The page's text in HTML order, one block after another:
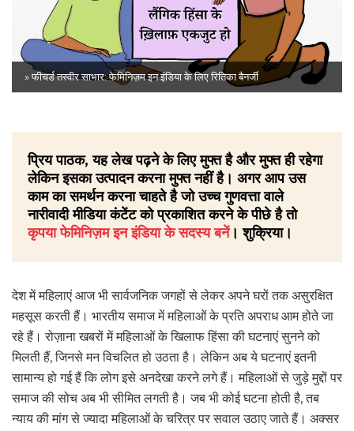
» फीचर्ड तस्वीर साभार: फेमिनिज़म इन इंडिया के लिए रितिका बैनर्जी
प्रिय पाठक, यह लेख पढ़ने के लिए मुफ्त है और मुफ्त ही रहेगा
लेकिन इसका उत्पादन करना मुफ्त नहीं है। अगर आप उस
काम का समर्थन करना चाहते है जो उच्च गुणवत्ता वाले
नारीवादी मीडिया कंटेंट को प्रकाशित करने के पीछे है तो
कृपया फेमिनिज़म इन इंडिया के सदस्य बनें। शुक्रिया।
देश में महिलाएं आज भी सार्वजनिक जगहों से लेकर अपने घरों तक असुरक्षित
महसूस करती हैं। भारतीय समाज में महिलाओं के प्रति अपराध आम होते जा
रहे हैं। रोज़ाना खबरों में महिलाओं के खिलाफ हिंसा की घटनाएं सुनने को
मिलती हैं, जिनसे मन विचलित हो उठता है। लेकिन अब ये घटनाएं इतनी
सामान्य हो गई हैं कि लोग इसे अनदेखा करने लगे हैं। महिलाओं से जुड़े मुद्दों पर
समाज की सोच अब भी सीमित लगती है। जब भी कोई घटना होती है, तब
न्याय की मांग से ज्यादा महिलाओं के चरित्र पर सवाल उठाए जाते हैं। अक्सर